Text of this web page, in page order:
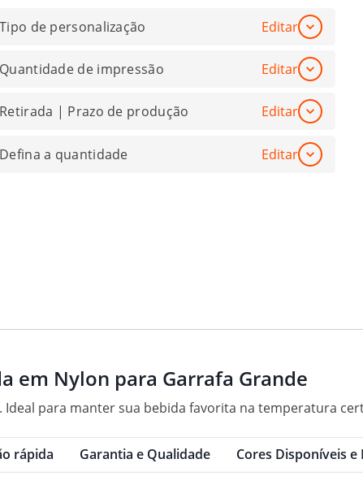
Tipo de personalização Editar
Quantidade de impressão Editar
Retirada | Prazo de produção Editar
Defina a quantidade Editar
em Nylon para Garrafa Grande
para manter sua bebida favorita na temperatura
rápida Garantia e Qualidade Cores Disponíveis e